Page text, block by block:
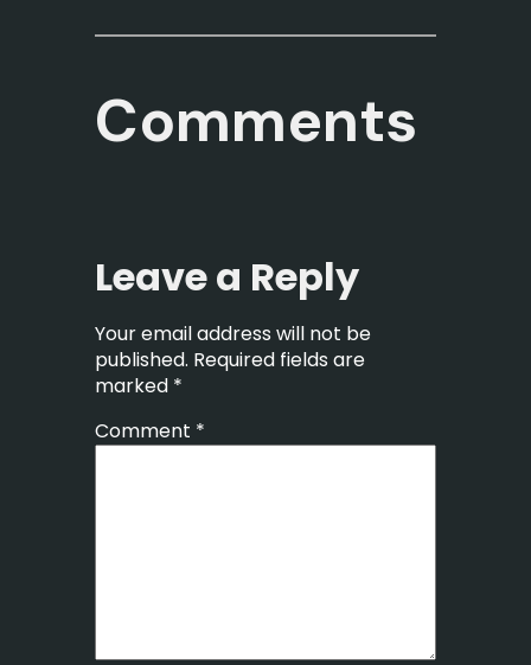
Comments
Leave a Reply
Your email address will not be
published. Required fields are
marked *
Comment *